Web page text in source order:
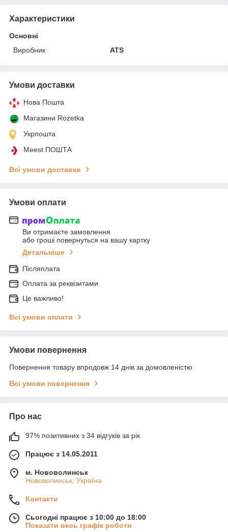
Характеристики
Основні
Виробник
ATS
Умови доставки
Нова Пошта
Магазини Rozetka
Укрпошта
Meest ПОШТА
Всі умови доставки
Умови оплати
Ви отримаєте замовлення
або гроші повернуться на вашу картку
Детальніше
Післяплата
Оплата за реквізитами
Це важливо!
Всі умови оплати
Умови повернення
Повернення товару впродовж 14 днів за домовленістю
Всі умови повернення
Про нас
97% позитивних з 34 відгуків за рік
Працює з 14.05.2011
м. Нововолинськ
Нововолинськ, Україна
Контакти
Сьогодні працює з 10:00 до 18:00
Показати весь графік роботи